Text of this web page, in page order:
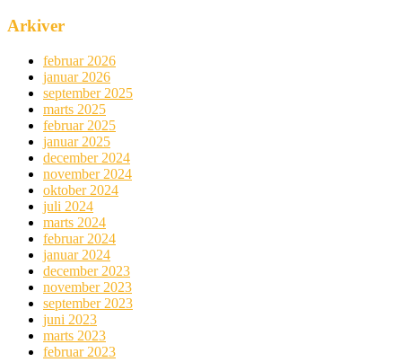
Arkiver
februar 2026
januar 2026
september 2025
marts 2025
februar 2025
januar 2025
december 2024
november 2024
oktober 2024
juli 2024
marts 2024
februar 2024
januar 2024
december 2023
november 2023
september 2023
juni 2023
marts 2023
februar 2023